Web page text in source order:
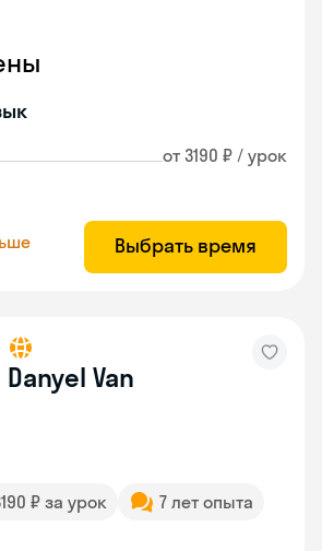
от 3190 ₽ / урок
Выбрать время
Danyel Van
₽ за урок
7 лет опыта